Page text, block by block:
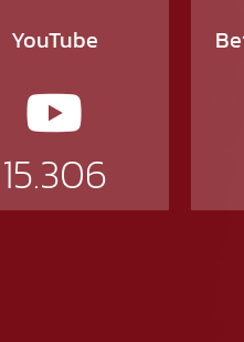
YouTube
15.306